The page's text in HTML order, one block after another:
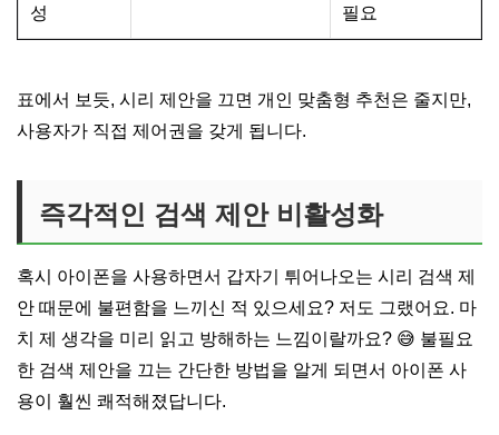
성
필요
표에서 보듯, 시리 제안을 끄면 개인 맞춤형 추천은 줄지만,
사용자가 직접 제어권을 갖게 됩니다.
즉각적인 검색 제안 비활성화
혹시 아이폰을 사용하면서 갑자기 튀어나오는 시리 검색 제
안 때문에 불편함을 느끼신 적 있으세요? 저도 그랬어요. 마
치 제 생각을 미리 읽고 방해하는 느낌이랄까요? 😅 불필요
한 검색 제안을 끄는 간단한 방법을 알게 되면서 아이폰 사
용이 훨씬 쾌적해졌답니다.